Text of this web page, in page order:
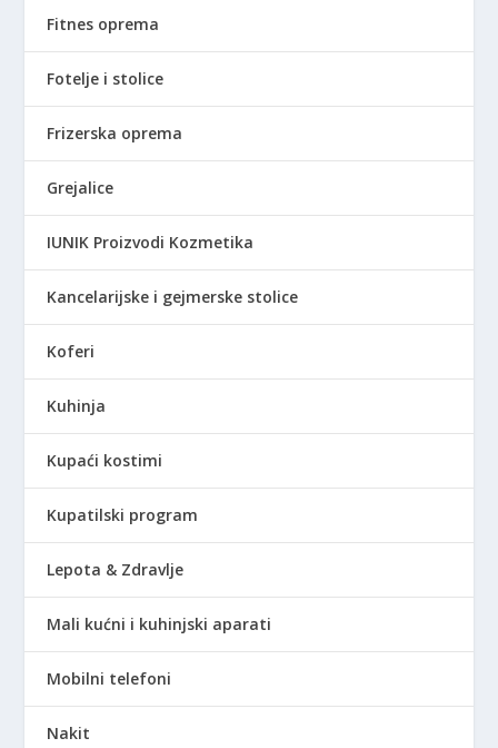
Fitnes oprema
Fotelje i stolice
Frizerska oprema
Grejalice
IUNIK Proizvodi Kozmetika
Kancelarijske i gejmerske stolice
Koferi
Kuhinja
Kupaći kostimi
Kupatilski program
Lepota & Zdravlje
Mali kućni i kuhinjski aparati
Mobilni telefoni
Nakit